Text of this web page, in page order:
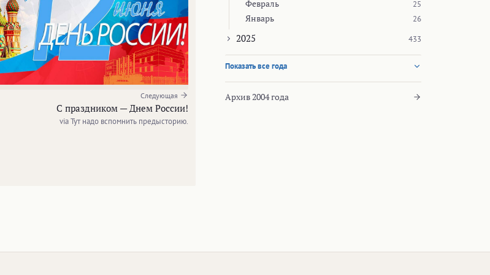
Следующая
С праздником — Днем России!
via Тут надо вспомнить предысторию.
Февраль 25
Январь 26
2025 433
Показать все года
Архив 2004 года